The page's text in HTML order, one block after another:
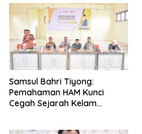
Samsul Bahri Tiyong:
Pemahaman HAM Kunci
Cegah Sejarah Kelam